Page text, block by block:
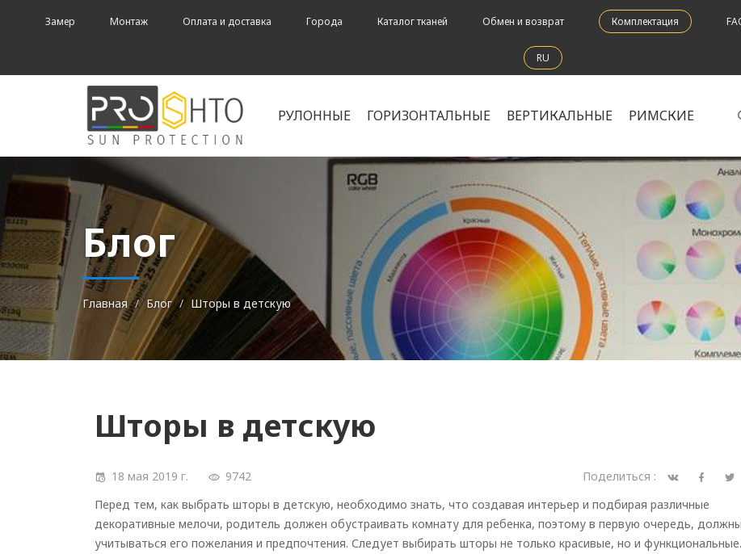
Замер Монтаж Оплата и доставка Города Каталог тканей Обмен и возврат Комплектация
RU
РУЛОННЫЕ ГОРИЗОНТАЛЬНЫЕ ВЕРТИКАЛЬНЫЕ РИМСКИЕ
Блог
Главная Блог Шторы в детскую
Шторы в детскую
18 мая 2019 г. 9742
Поделиться :
Перед тем, как выбрать шторы в детскую, необходимо знать, что создавая интерьер и подбирая различные
декоративные мелочи, родитель должен обустраивать комнату для ребенка, поэтому в первую очередь, должны
учитываться его пожелания и предпочтения. Следует выбирать шторы не только красивые, но и функциональные.